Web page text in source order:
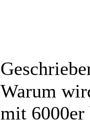
Warum
mit 6000er